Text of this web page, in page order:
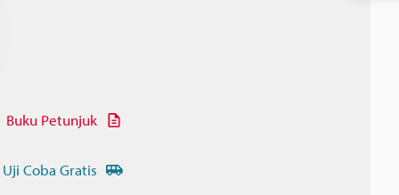
Buku Petunjuk
Coba Gratis